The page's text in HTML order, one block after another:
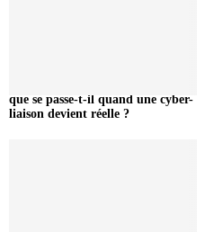
que se passe-t-il quand une cyber-
liaison devient réelle ?